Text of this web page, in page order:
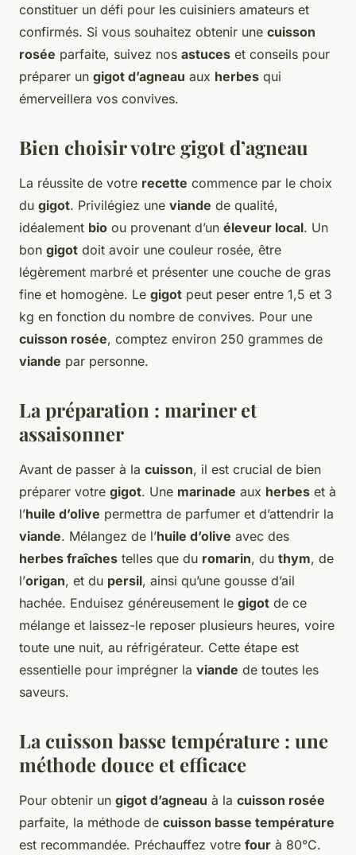
constituer un défi pour les cuisiniers amateurs et
confirmés. Si vous souhaitez obtenir une cuisson
rosée parfaite, suivez nos astuces et conseils pour
préparer un gigot d’agneau aux herbes qui
émerveillera vos convives.
Bien choisir votre gigot d’agneau
La réussite de votre recette commence par le choix
du gigot. Privilégiez une viande de qualité,
idéalement bio ou provenant d’un éleveur local. Un
bon gigot doit avoir une couleur rosée, être
légèrement marbré et présenter une couche de gras
fine et homogène. Le gigot peut peser entre 1,5 et 3
kg en fonction du nombre de convives. Pour une
cuisson rosée, comptez environ 250 grammes de
viande par personne.
La préparation : mariner et
assaisonner
Avant de passer à la cuisson, il est crucial de bien
préparer votre gigot. Une marinade aux herbes et à
l’huile d’olive permettra de parfumer et d’attendrir la
viande. Mélangez de l’huile d’olive avec des
herbes fraîches telles que du romarin, du thym, de
l’origan, et du persil, ainsi qu’une gousse d’ail
hachée. Enduisez généreusement le gigot de ce
mélange et laissez-le reposer plusieurs heures, voire
toute une nuit, au réfrigérateur. Cette étape est
essentielle pour imprégner la viande de toutes les
saveurs.
La cuisson basse température : une
méthode douce et efficace
Pour obtenir un gigot d’agneau à la cuisson rosée
parfaite, la méthode de cuisson basse température
est recommandée. Préchauffez votre four à 80°C.